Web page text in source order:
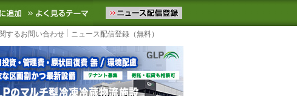
流ニュースをお届けします。物流ニュースメール配信を登録す
お気に入りに追加 よく見るテーマ
するお問い合わせ ニュース配信登録（無料）